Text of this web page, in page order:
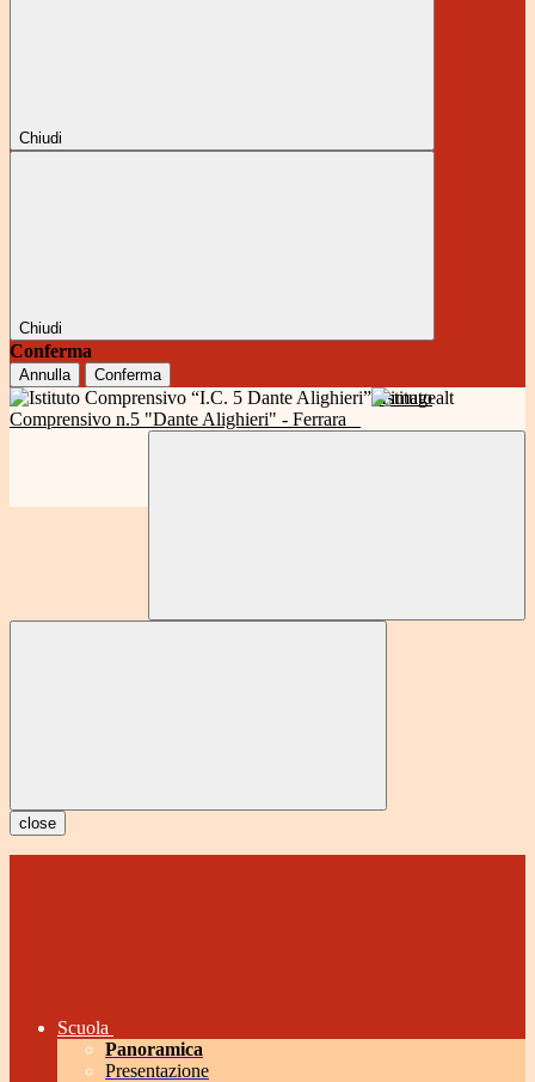
Chiudi
Chiudi
Conferma
Annulla Conferma
Istituto
Comprensivo n.5 "Dante Alighieri" - Ferrara
close
Scuola
Panoramica
Presentazione